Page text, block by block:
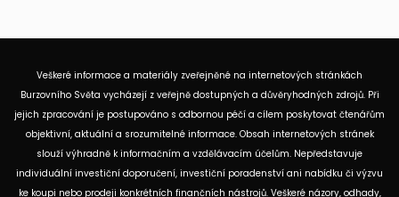
Veškeré informace a materiály zveřejněné na internetových stránkách
Burzovního Světa vycházejí z veřejně dostupných a důvěryhodných zdrojů. Při
jejich zpracování je postupováno s odbornou péčí a cílem poskytovat čtenářům
objektivní, aktuální a srozumitelné informace. Obsah internetových stránek
slouží výhradně k informačním a vzdělávacím účelům. Nepředstavuje
individuální investiční doporučení, investiční poradenství ani nabídku či výzvu
ke koupi nebo prodeji konkrétních finančních nástrojů. Veškeré názory, odhady,